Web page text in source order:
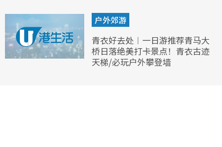
户外郊游
青衣好去处︱一日游推荐青马大
桥日落绝美打卡景点！青衣古迹
天梯/必玩户外攀登墙